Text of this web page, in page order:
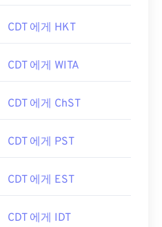
CDT 에게 HKT
CDT 에게 WITA
CDT 에게 ChST
CDT 에게 PST
CDT 에게 EST
CDT 에게 IDT